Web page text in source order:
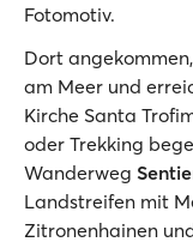
Fotomotiv.
Dort
am Meer und
Kirche Santa
oder Trekking
Wanderweg
Landstreifen mit
Zitronenhainen